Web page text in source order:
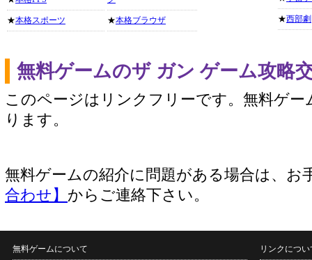
★本格スポーツ ★本格ブラウザ ★西部劇
無料ゲームのザ ガン ゲーム攻略
このページはリンクフリーです。無料ゲー
ります。
無料ゲームの紹介に問題がある場合は、お
合わせ】 からご連絡下さい。
無料ゲームについて リンクについ